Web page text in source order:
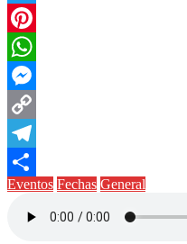
Twitter
Pinterest
WhatsApp
Messenger
Copy
Link
Telegram
Compartir
Eventos Fechas General